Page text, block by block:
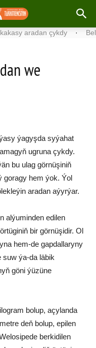
aradan çykdy ·
we
ýagyşda syýahat
ugruna çykdy.
bu ulag görnüşiniň
goragy hem ýok. Ýol
aradan aýyrýar.
alýuminden edilen
bir görnüşidir. Ol
hem-de gapdallaryny
suw ýa-da läbik
göni ýüzüne
bolup, açylanda
deň bolup, epilen
berkidilen